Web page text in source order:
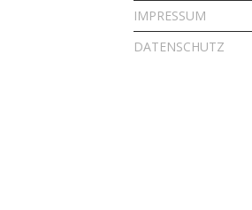
IMPRESSUM
DATENSCHUTZ